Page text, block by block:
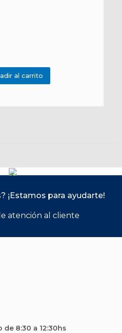
al carrito
¡Estamos para ayudarte!
atención al cliente
de 8:30 a 12:30hs